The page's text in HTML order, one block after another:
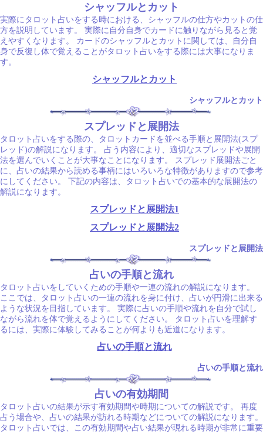
シャッフルとカット
実際にタロット占いをする時における、シャッフルの仕方やカットの仕
方を説明しています。 実際に自分自身でカードに触りながら見ると覚
えやすくなります。 カードのシャッフルとカットに関しては、自分自
身で反復し体で覚えることがタロット占いをする際には大事になりま
す。
シャッフルとカット
シャッフルとカット
スプレッドと展開法
タロット占いをする際の、タロットカードを並べる手順と展開法(スプ
レッド)の解説になります。 占う内容により、適切なスプレッドや展開
法を選んでいくことが大事なことになります。 スプレッド展開法ごと
に、占いの結果から読める事柄にはいろいろな特徴がありますので参考
にしてください。 下記の内容は、タロット占いでの基本的な展開法の
解説になります。
スプレッドと展開法1
スプレッドと展開法2
スプレッドと展開法
占いの手順と流れ
タロット占いをしていくための手順や一連の流れの解説になります。
ここでは、タロット占いの一連の流れを身に付け、占いが円滑に出来る
ような状況を目指しています。 実際に占いの手順や流れを自分で試し
ながら流れを体で覚えるようにしてください。 タロット占いを理解す
るには、実際に体験してみることが何よりも近道になります。
占いの手順と流れ
占いの手順と流れ
占いの有効期間
タロット占いの結果が示す有効期間や時期についての解説です。 再度
占う場合や、占いの結果が訪れる時期などについての解説になります。
タロット占いでは、この有効期間や占い結果が現れる時期が非常に重要